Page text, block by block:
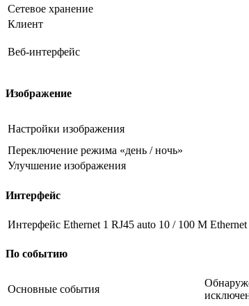
Сетевое хранение
Клиент
Веб-интерфейс
Изображение
Настройки изображения
Переключение режима «день / ночь»
Улучшение изображения
Интерфейс
Интерфейс Ethernet 1 RJ45 auto 10 / 100 М Ethernet
По событию
Основные события